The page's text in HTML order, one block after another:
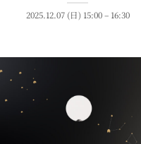
2025.12.07 (日) 15:00 – 16:30